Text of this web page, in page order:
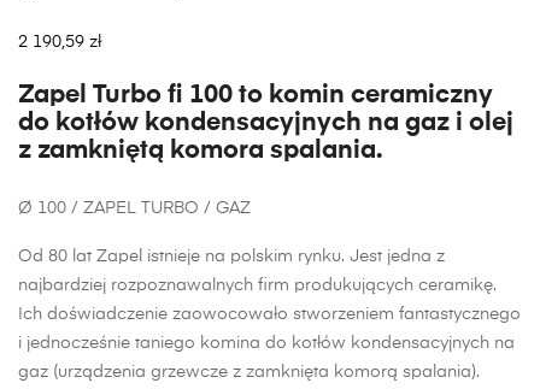
2 190,59 zł
Zapel Turbo fi 100 to komin ceramiczny
do kotłów kondensacyjnych na gaz i olej
z zamkniętą komora spalania.
Ø 100 / ZAPEL TURBO / GAZ
Od 80 lat Zapel istnieje na polskim rynku. Jest jedna z
najbardziej rozpoznawalnych firm produkujących ceramikę.
Ich doświadczenie zaowocowało stworzeniem fantastycznego
i jednocześnie taniego komina do kotłów kondensacyjnych na
gaz (urządzenia grzewcze z zamknięta komorą spalania).